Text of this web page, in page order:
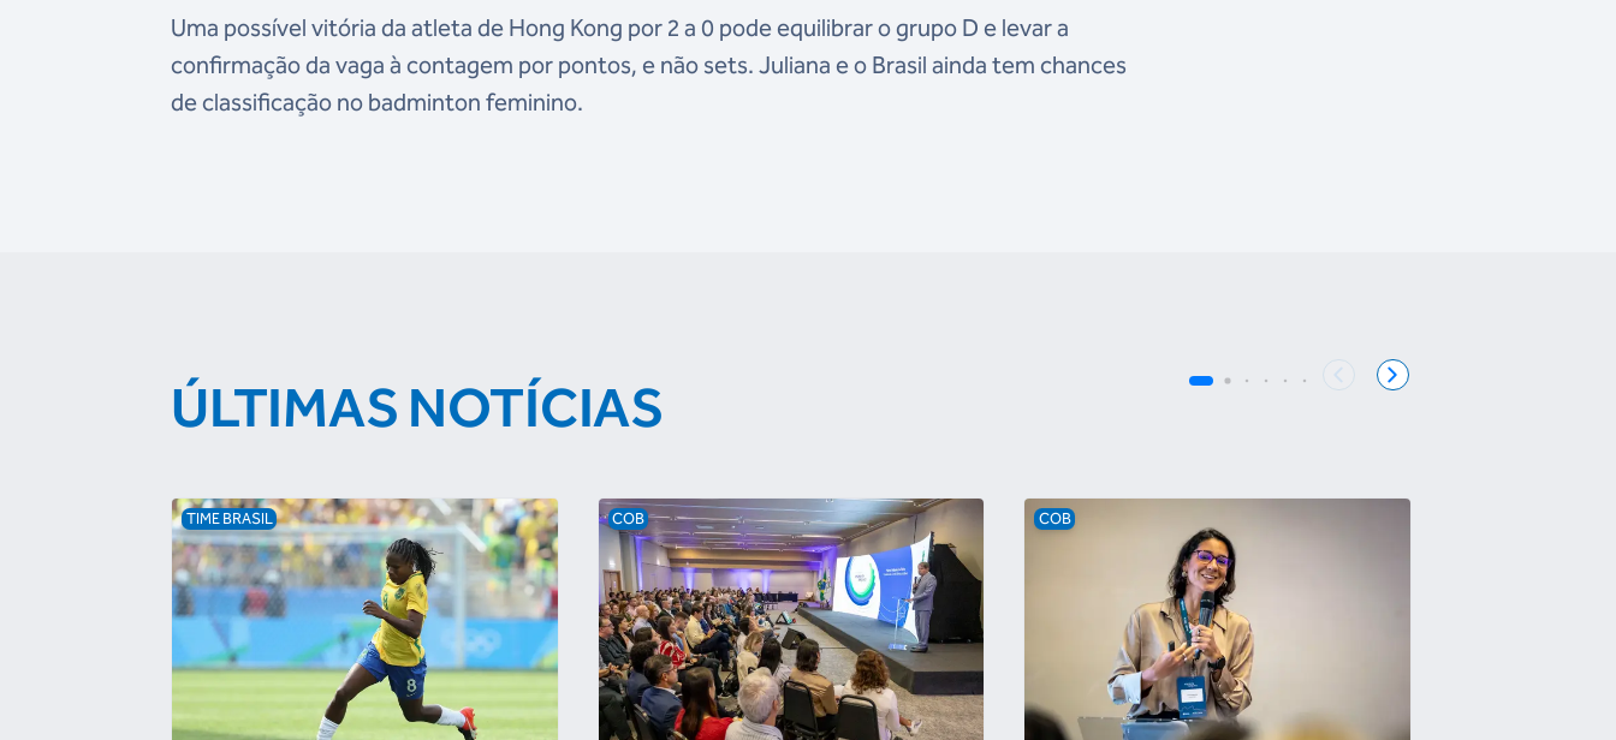
Uma possível vitória da atleta de Hong Kong por 2 a 0 pode equilibrar o grupo D e levar a
confirmação da vaga à contagem por pontos, e não sets. Juliana e o Brasil ainda tem chances
de classificação no badminton feminino.
ÚLTIMAS NOTÍCIAS
TIME BRASIL COB COB